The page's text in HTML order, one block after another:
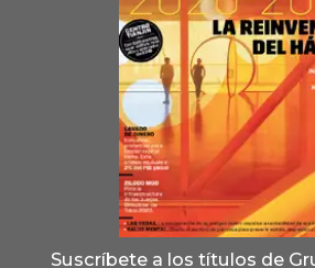
Suscríbete a los títulos de